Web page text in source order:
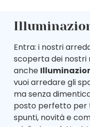
Entra: i nostri
scoperta dei nostri
anche
vuoi arredare gli
ma senza
posto perfetto per
spunti, novità e